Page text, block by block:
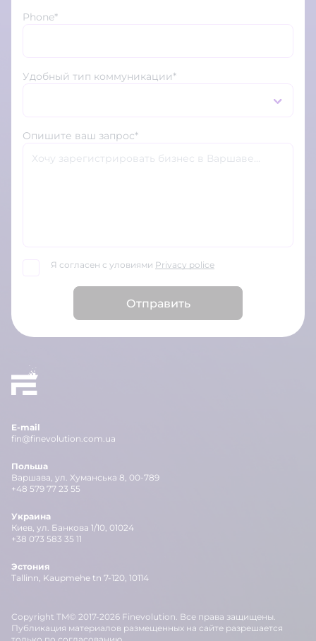
Phone*
Удобный тип коммуникации*
Опишите ваш запрос*
Я согласен с уловиями Privacy police
Отправить
E-mail
fin@finevolution.com.ua
Польша
Варшава, ул. Хуманська 8, 00-789
+48 579 77 23 55
Украина
Киев, ул. Банкова 1/10, 01024
+38 073 583 35 11
Эстония
Tallinn, Kaupmehe tn 7-120, 10114
Copyright TM© 2017-2026 Finevolution. Все права защищены.
Публикация материалов размещенных на сайте разрешается